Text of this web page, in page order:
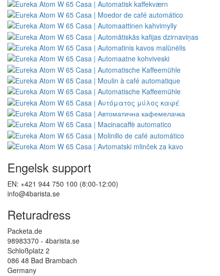
Engelsk support
EN: +421 944 750 100 (8:00-12:00)
info@4barista.se
Returadress
Packeta.de
98983370 - 4barista.se
Schloßplatz 2
086 48 Bad Brambach
Germany